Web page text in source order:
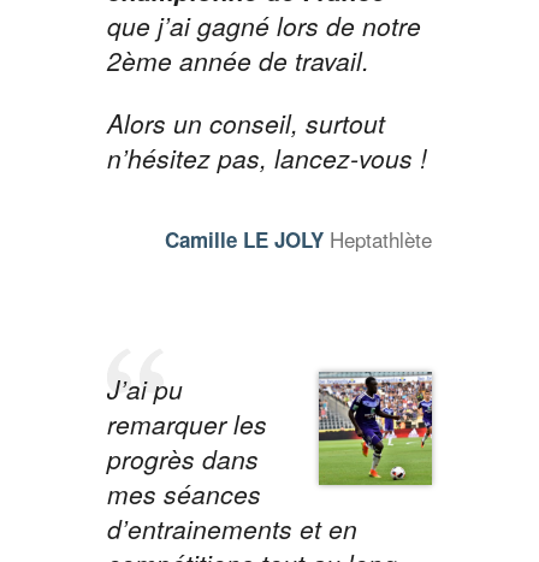
que j’ai gagné lors de notre
2ème année de travail.
Alors un conseil, surtout
n’hésitez pas, lancez-vous !
Camille LE JOLY Heptathlète
J’ai pu
remarquer les
progrès dans
mes séances
d’entrainements et en